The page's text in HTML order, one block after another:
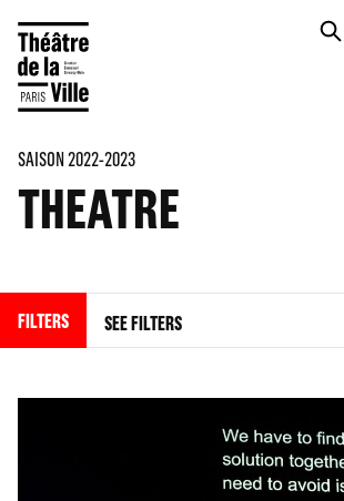
SAISON 2022-2023
THEATRE
FILTERS SEE FILTERS